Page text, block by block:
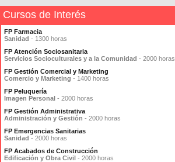
Cursos de Interés
FP Farmacia
Sanidad - 1300 horas
FP Atención Sociosanitaria
Servicios Socioculturales y a la Comunidad - 2000 horas
FP Gestión Comercial y Marketing
Comercio y Marketing - 1400 horas
FP Peluquería
Imagen Personal - 2000 horas
FP Gestión Administrativa
Administración y Gestión - 2000 horas
FP Emergencias Sanitarias
Sanidad - 2000 horas
FP Acabados de Construcción
Edificación y Obra Civil - 2000 horas